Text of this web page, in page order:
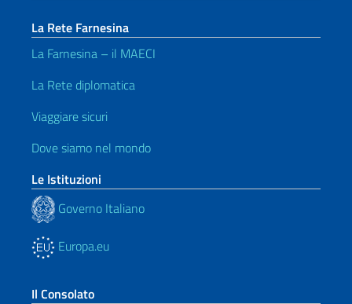
La Rete Farnesina
La Farnesina – il MAECI
La Rete diplomatica
Viaggiare sicuri
Dove siamo nel mondo
Le Istituzioni
Governo Italiano
Europa.eu
Il Consolato